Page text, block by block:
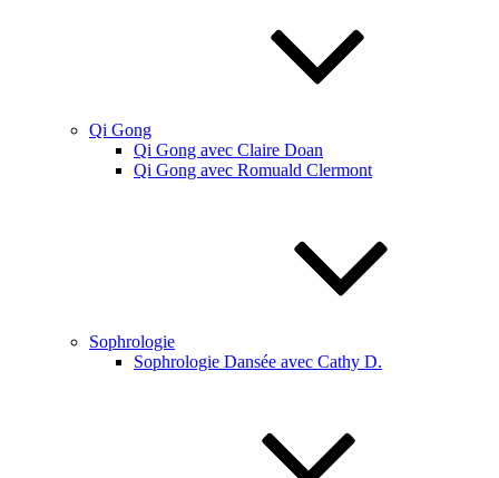
Qi Gong
Qi Gong avec Claire Doan
Qi Gong avec Romuald Clermont
Sophrologie
Sophrologie Dansée avec Cathy D.